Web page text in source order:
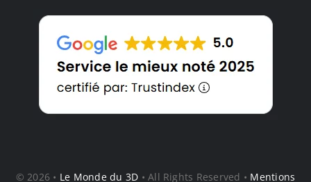
© 2026 • Le Monde du 3D • All Rights Reserved • Mentions